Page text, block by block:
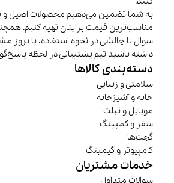
به شما تضمین می‌دهیم محصولات اصیل و با
مناسب‌ترین قیمت برایتان تهیه کنیم.
سوال یا چالشی در نحوه استفاده، یا بروز
داشته باشید تیم پشتیبانی در لحظه
دسته‌بندی کالاها
سلامتی و زیبایی
خانه و آشپزخانه
موبایل و تبلت
سفر و کمپینگ
گجت‌ها
کامپیوتر و گیمینگ
خدمات مشتریان